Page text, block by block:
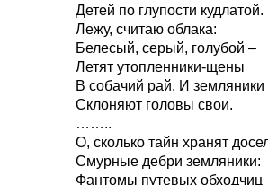
Детей по глупости кудлатой.
Лежу, считаю облака:
Белесый, серый, голубой –
Летят утопленники-щены
В собачий рай. И земляники
Склоняют головы свои.
……..
О, сколько тайн хранят
Смурные дебри земляники:
Фантомы путевых обходчиц